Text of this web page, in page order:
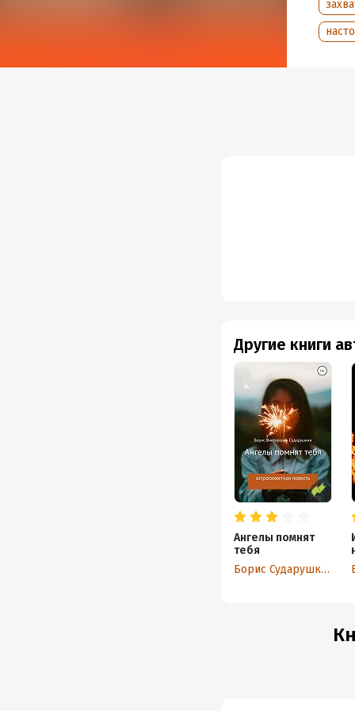
Другие книги
Ангелы помнят
тебя
Борис Сударушкин